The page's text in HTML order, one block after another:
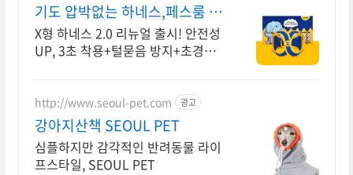
기도 압박없는 하네스,페스룸 3
천원 할인쿠폰 받기
X형 하네스 2.0 리뉴얼 출시! 안전성
UP, 3초 착용+털묻음 방지+초경량
정!
http://www.seoul-pet.com 광고
강아지산책 SEOUL PET
심플하지만 감각적인 반려동물 라이
프스타일, SEOUL PET